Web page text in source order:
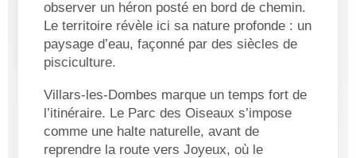
observer un héron posté en bord de chemin.
Le territoire révèle ici sa nature profonde : un
paysage d’eau, façonné par des siècles de
pisciculture.
Villars-les-Dombes marque un temps fort de
l’itinéraire. Le Parc des Oiseaux s’impose
comme une halte naturelle, avant de
reprendre la route vers Joyeux, où le